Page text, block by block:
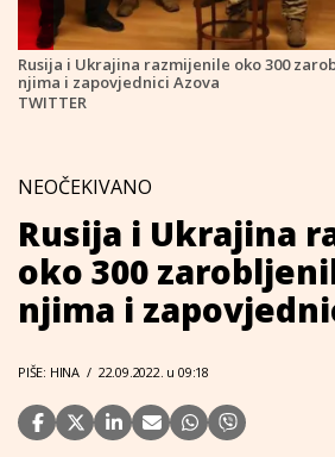
Rusija i Ukrajina razmijenile oko 300
njima i zapovjednici Azova
TWITTER
NEOČEKIVANO
Rusija i Ukrajina
oko 300
njima i
PIŠE: HINA / 22.09.2022. u 09:18